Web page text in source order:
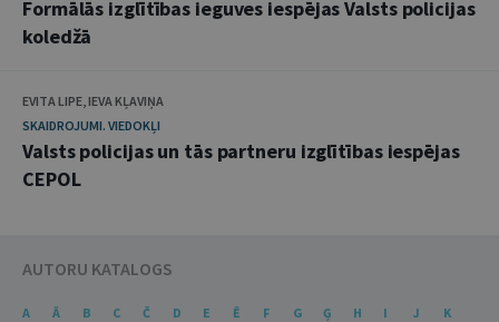
Formālās izglītības ieguves iespējas Valsts policijas
koledžā
EVITA LIPE, IEVA KĻAVIŅA
SKAIDROJUMI. VIEDOKĻI
Valsts policijas un tās partneru izglītības iespējas
CEPOL
AUTORU KATALOGS
A Ā B C Č D E Ē F G Ģ H I J
K